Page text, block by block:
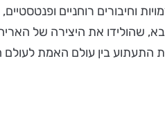
וחיבורים רוחניים
שהולידו את היצירה של
בין עולם האמת לעולם